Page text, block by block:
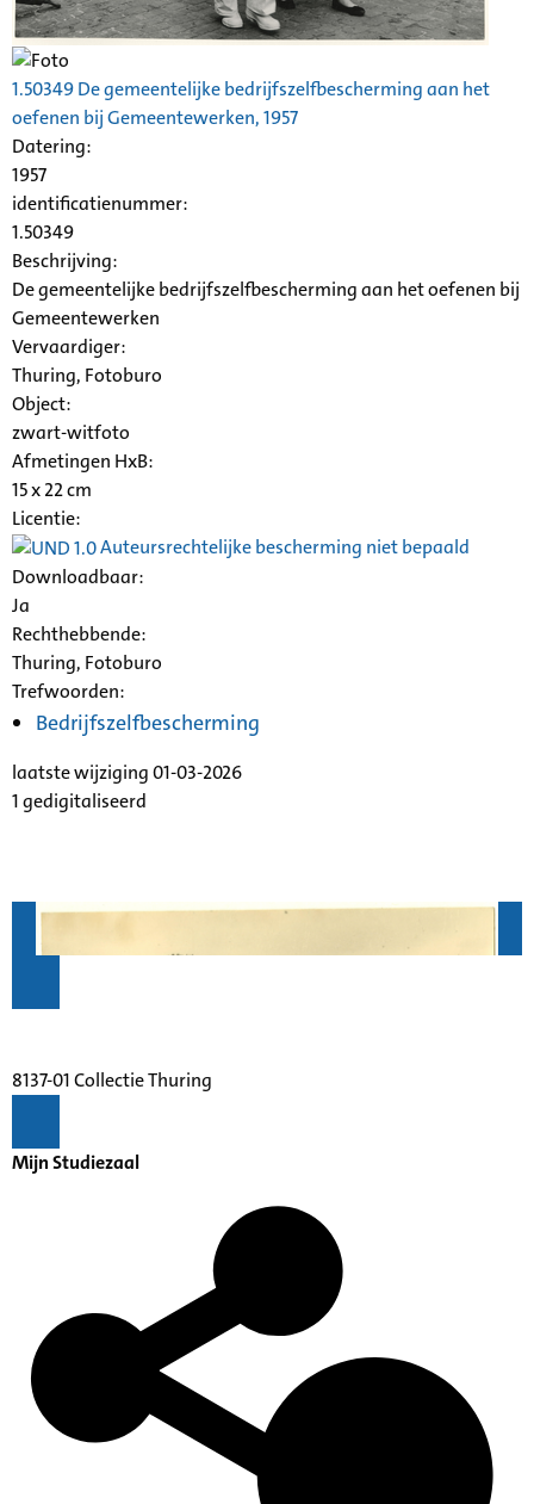
1.50349 De gemeentelijke bedrijfszelfbescherming aan het
oefenen bij Gemeentewerken, 1957
Datering:
1957
identificatienummer:
1.50349
Beschrijving:
De gemeentelijke bedrijfszelfbescherming aan het oefenen bij
Gemeentewerken
Vervaardiger:
Thuring, Fotoburo
Object:
zwart-witfoto
Afmetingen HxB:
15 x 22 cm
Licentie:
Auteursrechtelijke bescherming niet bepaald
Downloadbaar:
Ja
Rechthebbende:
Thuring, Fotoburo
Trefwoorden:
Bedrijfszelfbescherming
laatste wijziging 01-03-2026
1 gedigitaliseerd
8137-01 Collectie Thuring
Mijn Studiezaal